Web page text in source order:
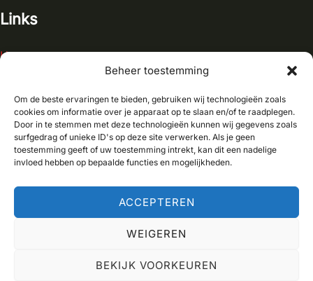
Beheer toestemming
Om de beste ervaringen te bieden, gebruiken wij technologieën zoals
cookies om informatie over je apparaat op te slaan en/of te raadplegen.
Door in te stemmen met deze technologieën kunnen wij gegevens zoals
surfgedrag of unieke ID's op deze site verwerken. Als je geen
toestemming geeft of uw toestemming intrekt, kan dit een nadelige
invloed hebben op bepaalde functies en mogelijkheden.
ACCEPTEREN
WEIGEREN
BEKIJK VOORKEUREN
Links
Home
Over ons
Copyright © 2026 Autohut